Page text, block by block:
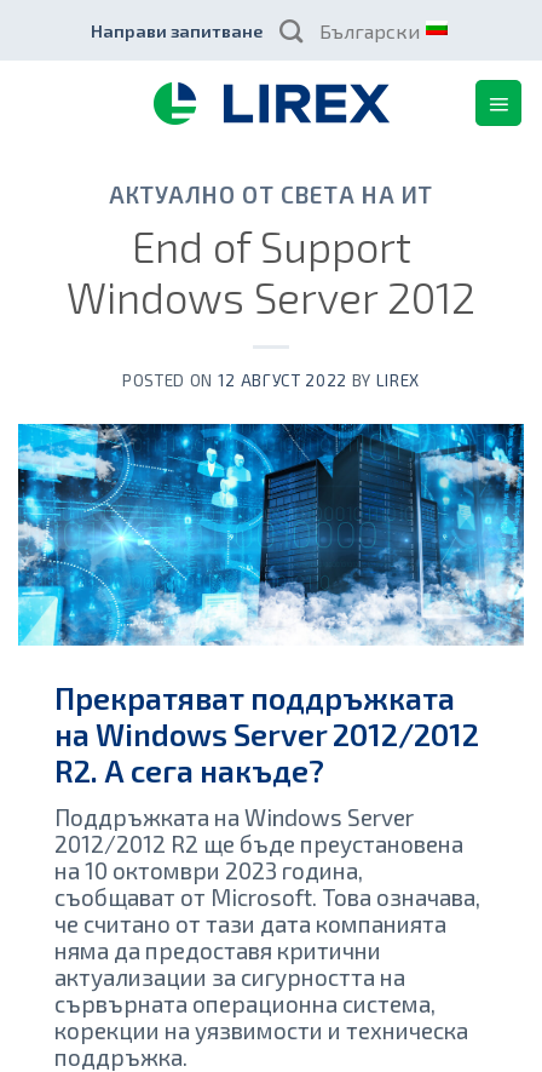
content
Направи запитване Български
АКТУАЛНО ОТ СВЕТА НА ИТ
End of Support
Windows Server 2012
POSTED ON 12 АВГУСТ 2022 BY LIREX
Прекратяват поддръжката
на Windows Server 2012/2012
R2. А сега накъде?
Поддръжката на Windows Server
2012/2012 R2 ще бъде преустановена
на 10 октомври 2023 година,
съобщават от Microsoft. Това означава,
че считано от тази дата компанията
няма да предоставя критични
актуализации за сигурността на
сървърната операционна система,
корекции на уязвимости и техническа
поддръжка.